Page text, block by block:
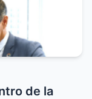
de la